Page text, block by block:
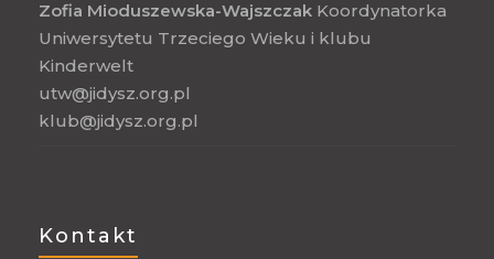
Zofia Mioduszewska-Wajszczak Koordynatorka
Uniwersytetu Trzeciego Wieku i klubu
Kinderwelt
utw@jidysz.org.pl
klub@jidysz.org.pl
Kontakt